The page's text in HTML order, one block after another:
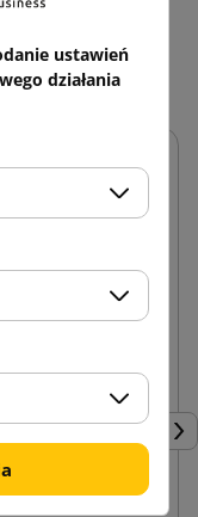
ustawień
działania